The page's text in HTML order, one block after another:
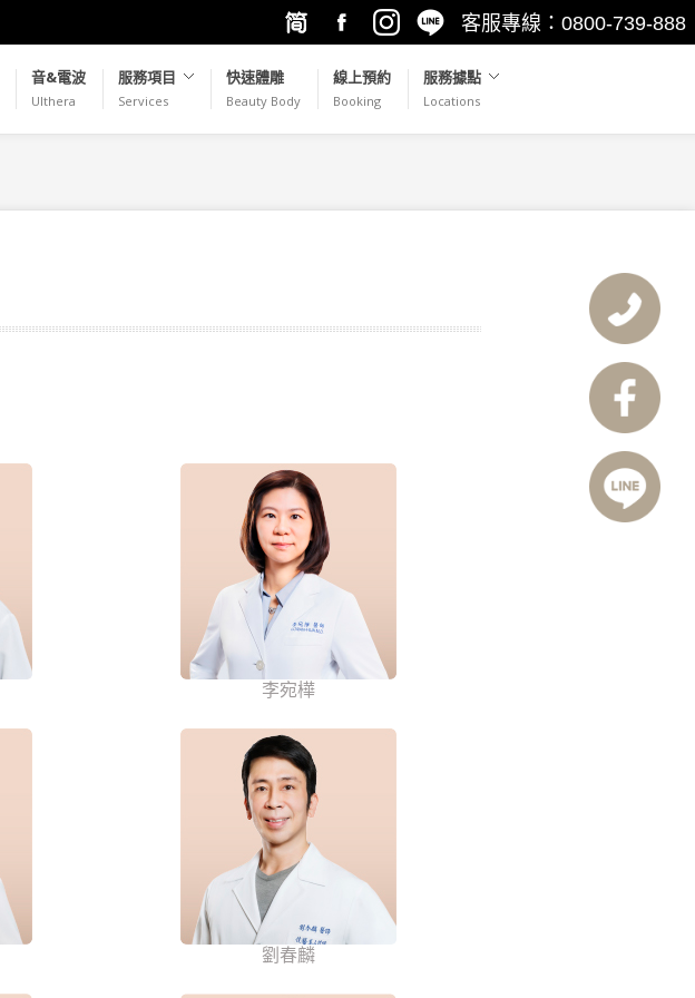
客服專線：0800-739-888
繁簡轉
換
FacebookInstagramLINE@
音&電波
Ulthera
服務項目
Services
快速體雕
Beauty Body
線上預約
Booking
服務據點
Locations
李宛樺
劉春麟